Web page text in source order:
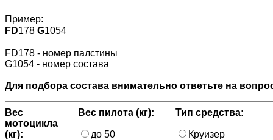
Пример:
FD178 G1054
FD178 - номер палстины
G1054 - номер состава
Для подбора состава внимательно ответьте на
Вес
мотоцикла
(кг):
Вес пилота (кг):
до 50
Тип средства:
Круизер